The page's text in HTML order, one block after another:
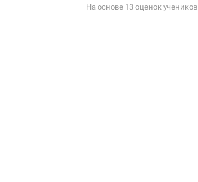
На основе 13 оценок учеников